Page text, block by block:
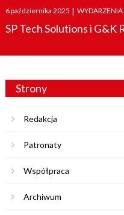
Posted
on
6 października 2025 | WYDARZENIA
SP Tech Solutions i G&K
Strony
Redakcja
Patronaty
Współpraca
Archiwum